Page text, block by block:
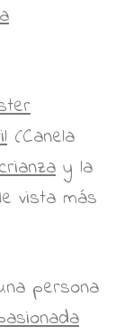
(Canela
y la
vista más
persona